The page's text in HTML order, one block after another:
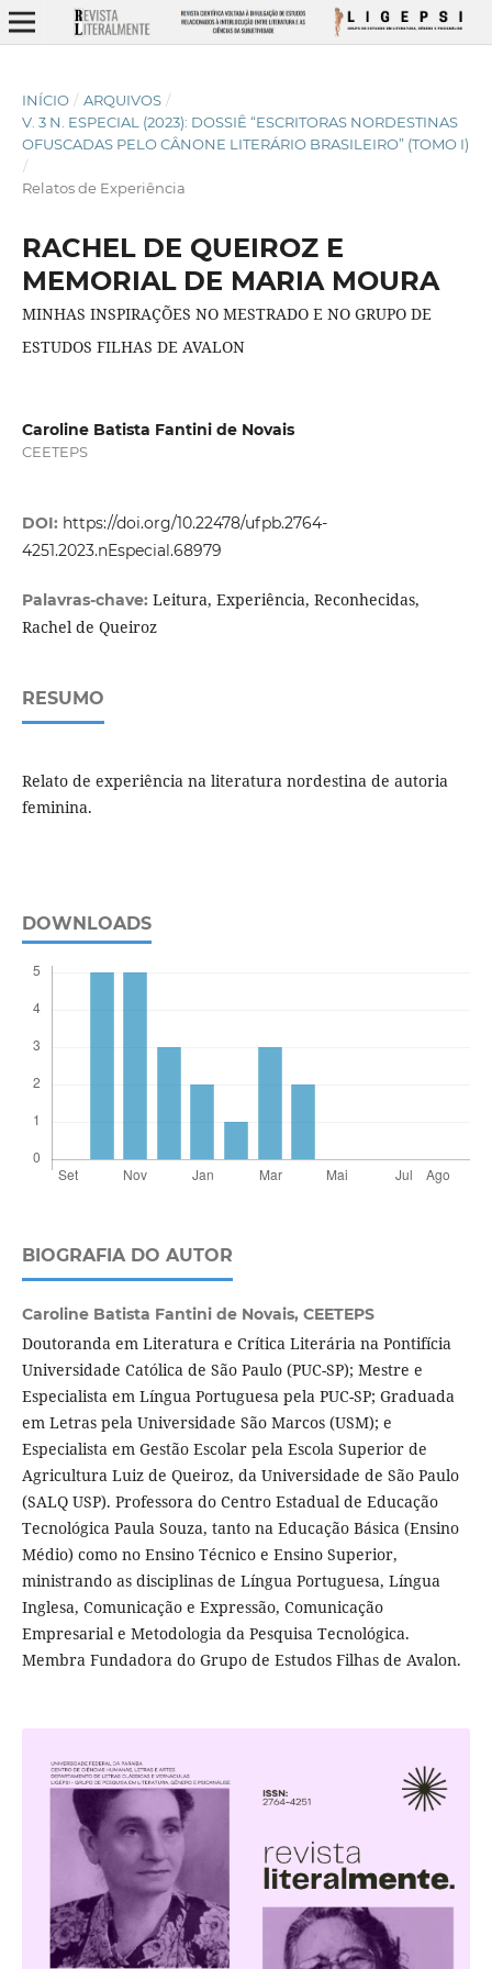
INÍCIO / ARQUIVOS /
V. 3 N. ESPECIAL (2023): DOSSIÊ “ESCRITORAS NORDESTINAS
OFUSCADAS PELO CÂNONE LITERÁRIO BRASILEIRO” (TOMO I)
/
Relatos de Experiência
RACHEL DE QUEIROZ E
MEMORIAL DE MARIA MOURA
MINHAS INSPIRAÇÕES NO MESTRADO E NO GRUPO DE
ESTUDOS FILHAS DE AVALON
Caroline Batista Fantini de Novais
CEETEPS
DOI: https://doi.org/10.22478/ufpb.2764-
4251.2023.nEspecial.68979
Palavras-chave: Leitura, Experiência, Reconhecidas,
Rachel de Queiroz
RESUMO
Relato de experiência na literatura nordestina de autoria
feminina.
DOWNLOADS
BIOGRAFIA DO AUTOR
Caroline Batista Fantini de Novais, CEETEPS
Doutoranda em Literatura e Crítica Literária na Pontifícia
Universidade Católica de São Paulo (PUC-SP); Mestre e
Especialista em Língua Portuguesa pela PUC-SP; Graduada
em Letras pela Universidade São Marcos (USM); e
Especialista em Gestão Escolar pela Escola Superior de
Agricultura Luiz de Queiroz, da Universidade de São Paulo
(SALQ USP). Professora do Centro Estadual de Educação
Tecnológica Paula Souza, tanto na Educação Básica (Ensino
Médio) como no Ensino Técnico e Ensino Superior,
ministrando as disciplinas de Língua Portuguesa, Língua
Inglesa, Comunicação e Expressão, Comunicação
Empresarial e Metodologia da Pesquisa Tecnológica.
Membra Fundadora do Grupo de Estudos Filhas de Avalon.